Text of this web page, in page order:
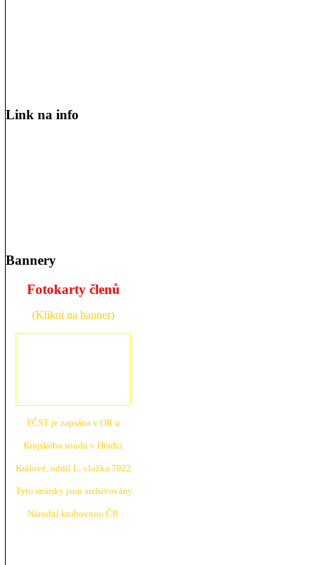
Link na info
Bannery
Fotokarty členů
(Klikni na banner)
FČST je zapsána v OR u
Krajského soudu v Hradci
Králové, oddíl L, vložka 7922
Tyto stránky jsou archivovány
Národní knihovnou ČR